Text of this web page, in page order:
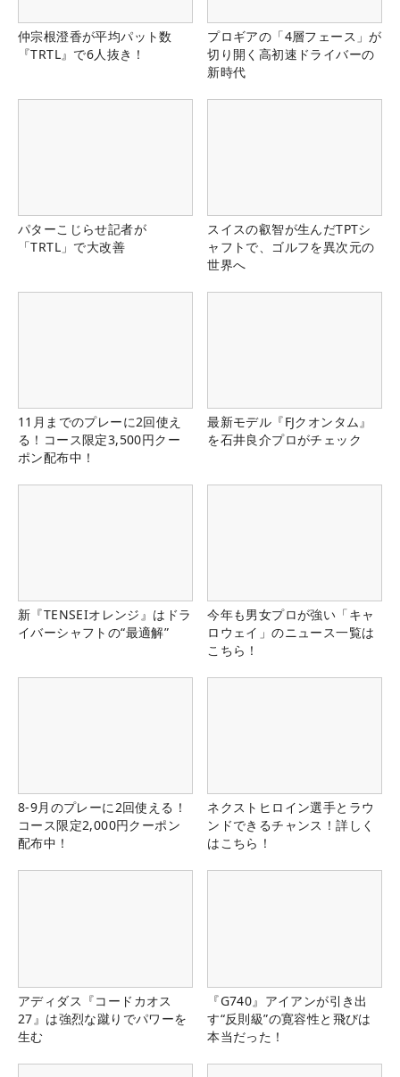
仲宗根澄香が平均パット数
『TRTL』で6人抜き！
プロギアの「4層フェース」が
切り開く高初速ドライバーの
新時代
パターこじらせ記者が
「TRTL」で大改善
スイスの叡智が生んだTPTシ
ャフトで、ゴルフを異次元の
世界へ
11月までのプレーに2回使え
る！コース限定3,500円クー
ポン配布中！
最新モデル『FJクオンタム』
を石井良介プロがチェック
新『TENSEIオレンジ』はドラ
イバーシャフトの“最適解”
今年も男女プロが強い「キャ
ロウェイ」のニュース一覧は
こちら！
8-9月のプレーに2回使える！
コース限定2,000円クーポン
配布中！
ネクストヒロイン選手とラウ
ンドできるチャンス！詳しく
はこちら！
アディダス『コードカオス
27』は強烈な蹴りでパワーを
生む
『G740』アイアンが引き出
す“反則級”の寛容性と飛びは
本当だった！